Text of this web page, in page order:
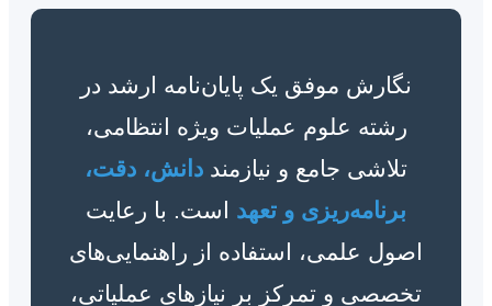
نگارش موفق یک پایان‌نامه ارشد در
رشته علوم عملیات ویژه انتظامی،
تلاشی جامع و نیازمند دانش، دقت،
برنامه‌ریزی و تعهداست. با رعایت
اصول علمی، استفاده از راهنمایی‌های
تخصصی و تمرکز بر نیازهای عملیاتی،